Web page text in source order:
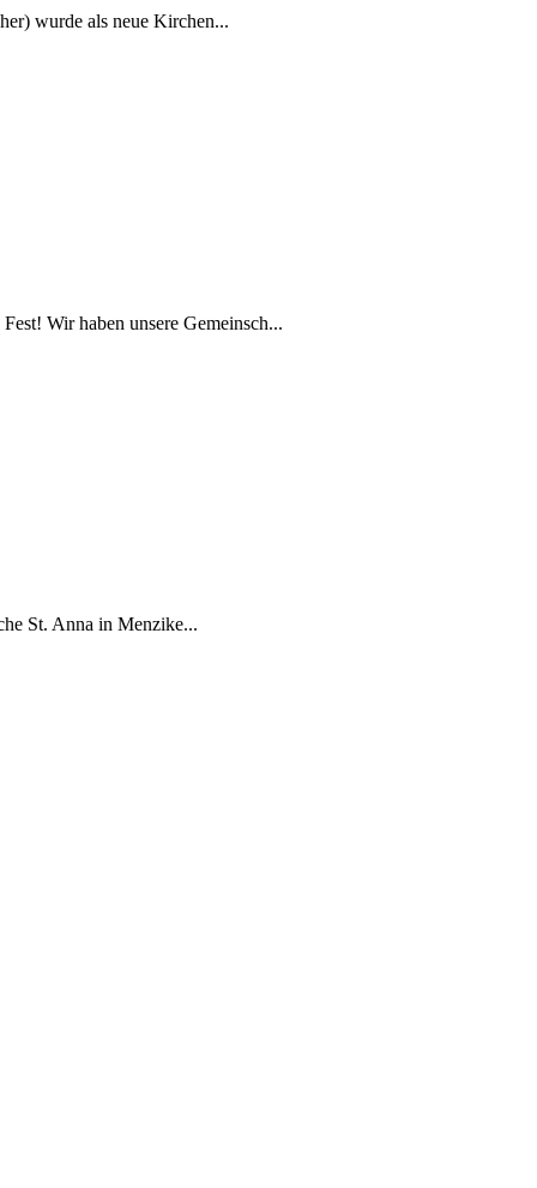
wurde als neue Kirchen...
Wir haben unsere Gemein­sch...
St. Anna in Men­zike...